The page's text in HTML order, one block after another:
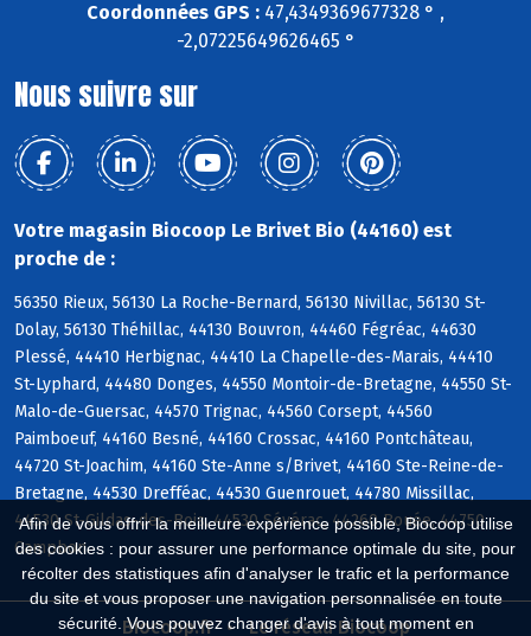
Afin de vous offrir la meilleure expérience possible, Biocoop utilise
des cookies : pour assurer une performance optimale du site, pour
récolter des statistiques afin d'analyser le trafic et la performance
du site et vous proposer une navigation personnalisée en toute
sécurité. Vous pouvez changer d'avis à tout moment en
Coordonnées GPS : 47,4349369677328 ° ,
-2,07225649626465 °
Nous suivre sur
Votre magasin Biocoop Le Brivet Bio (44160) est
proche de :
56350 Rieux, 56130 La Roche-Bernard, 56130 Nivillac, 56130 St-
Dolay, 56130 Théhillac, 44130 Bouvron, 44460 Fégréac, 44630
Plessé, 44410 Herbignac, 44410 La Chapelle-des-Marais, 44410
St-Lyphard, 44480 Donges, 44550 Montoir-de-Bretagne, 44550 St-
Malo-de-Guersac, 44570 Trignac, 44560 Corsept, 44560
Paimboeuf, 44160 Besné, 44160 Crossac, 44160 Pontchâteau,
44720 St-Joachim, 44160 Ste-Anne s/Brivet, 44160 Ste-Reine-de-
Bretagne, 44530 Drefféac, 44530 Guenrouet, 44780 Missillac,
44530 St-Gildas-des-Bois, 44530 Sévérac, 44260 Bouée, 44750
Campbon
Biocoop.fr Le réseau Biocoop